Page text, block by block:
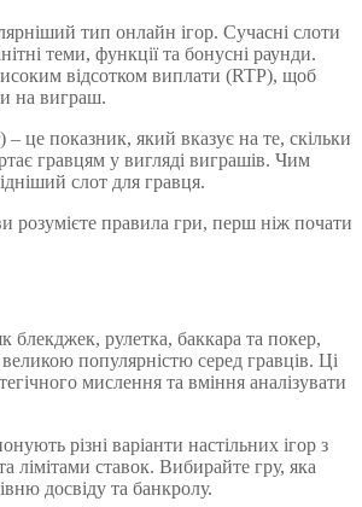
тип онлайн ігор. Сучасні слоти
теми, функції та бонусні раунди.
відсотком виплати (RTP), щоб
на виграш.
– це показник, який вказує на те, скільки
гравцям у вигляді виграшів. Чим
слот для гравця.
розумієте правила гри, перш ніж почати
блекджек, рулетка, баккара та покер,
популярністю серед гравців. Ці
мислення та вміння аналізувати
різні варіанти настільних ігор з
лімітами ставок. Вибирайте гру, яка
досвіду та банкролу.